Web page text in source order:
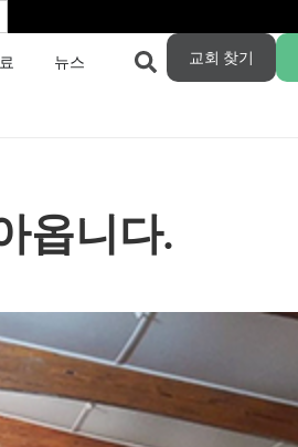
뉴스 교회 찾기
옵니다.